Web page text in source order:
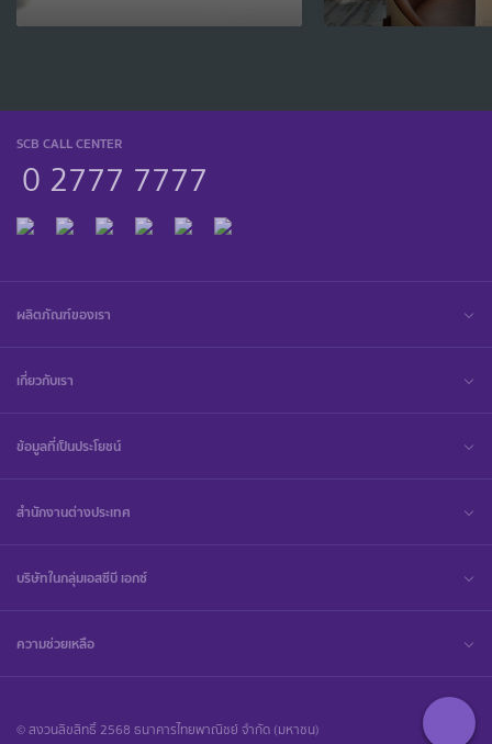
SCB CALL CENTER
0 2777 7777
ผลิตภัณฑ์ของเรา
เกี่ยวกับเรา
ข้อมูลที่เป็นประโยชน์
สำนักงานต่างประเทศ
บริษัทในกลุ่มเอสซีบี เอกซ์
ความช่วยเหลือ
© สงวนลิขสิทธิ์ 2568 ธนาคารไทยพาณิชย์ จำกัด (มหาชน)